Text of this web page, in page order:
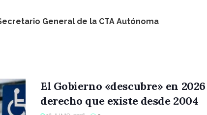
General de la CTA Autónoma
El Gobierno «descubre» en
derecho que existe desde 2004